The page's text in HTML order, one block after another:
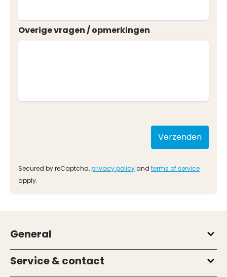
Overige vragen / opmerkingen
Secured by reCaptcha,privacy policyand terms of service
apply.
General
Service & contact